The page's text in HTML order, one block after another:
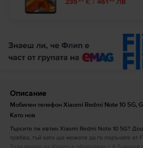
235 € / 461 ЛВ
Описание
Мобилен телефон Xiaomi Redmi Note 10 5G,
Като нов
Търсите ли евтин Xiaomi Redmi Note 10 5G?
трябва, тъй като ще можете да го поръчате от